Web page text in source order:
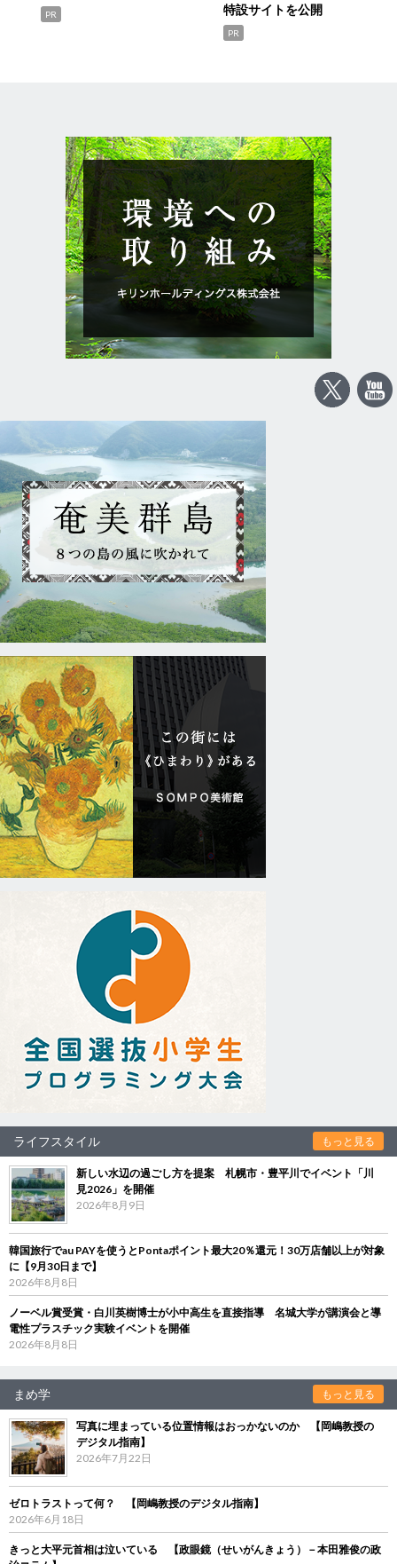
PR
特設サイトを公開
PR
ライフスタイル もっと見る
新しい水辺の過ごし方を提案 札幌市・豊平川でイベント「川
見2026」を開催
2026年8月9日
韓国旅行でau PAYを使うとPontaポイント最大20％還元！30万店舗以上が対象
に【9月30日まで】
2026年8月8日
ノーベル賞受賞・白川英樹博士が小中高生を直接指導 名城大学が講演会と導
電性プラスチック実験イベントを開催
2026年8月8日
まめ学 もっと見る
写真に埋まっている位置情報はおっかないのか 【岡嶋教授の
デジタル指南】
2026年7月22日
ゼロトラストって何？ 【岡嶋教授のデジタル指南】
2026年6月18日
きっと大平元首相は泣いている 【政眼鏡（せいがんきょう）－本田雅俊の政